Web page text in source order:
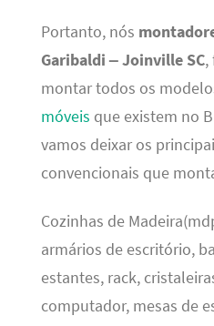
Portanto, nós
Garibaldi – Joinville SC,
montar todos os
móveis que existem no
vamos deixar os
convencionais que
Cozinhas de
armários de escritório,
estantes, rack,
computador, mesas de